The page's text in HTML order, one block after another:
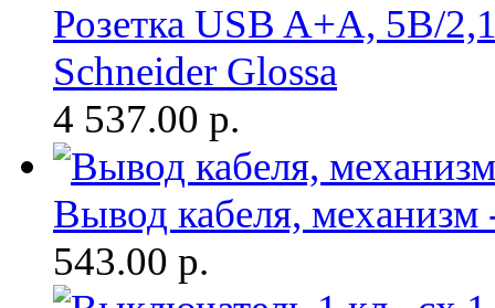
Розетка USB A+A, 5В/
Schneider Glossa
4 537.00 р.
Вывод кабеля, механизм
543.00 р.